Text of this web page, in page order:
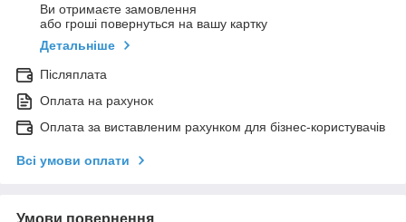
Ви отримаєте замовлення
або гроші повернуться на вашу картку
Детальніше
Післяплата
Оплата на рахунок
Оплата за виставленим рахунком для бізнес-користувачів
Всі умови оплати